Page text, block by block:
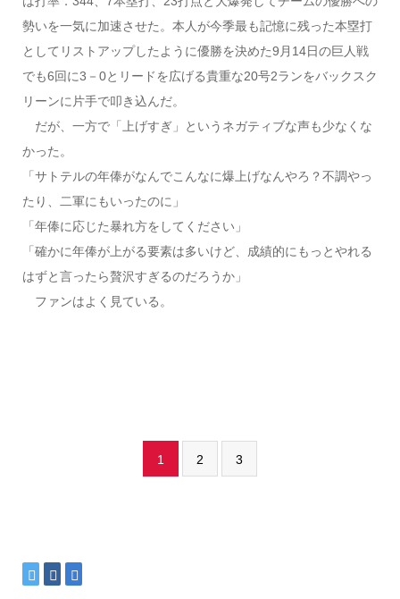
勢いを一気に加速させた。本人が今季最も記憶に残った本塁打
としてリストアップしたように優勝を決めた9月14日の巨人戦
でも6回に3－0とリードを広げる貴重な20号2ランをバックスク
リーンに片手で叩き込んだ。
だが、一方で「上げすぎ」というネガティブな声も少なくな
かった。
「サトテルの年俸がなんでこんなに爆上げなんやろ？不調やっ
たり、二軍にもいったのに」
「年俸に応じた暴れ方をしてください」
「確かに年俸が上がる要素は多いけど、成績的にもっとやれる
はずと言ったら贅沢すぎるのだろうか」
ファンはよく見ている。
1 2 3